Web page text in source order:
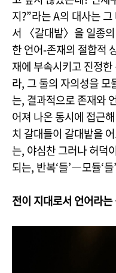
지?”라는 A의 대사는
서 〈갈대밭〉을 일종
한 언어-존재의 절합적
재에 부속시키고 진정
라, 그 둘의 자의성을
는, 결과적으로 존재와
어져 나온 동시에 접근
치 갈대들이 갈대밭을
는, 야심찬 그러나 허덕
되는, 반복‘들’―모듈‘
전이 지대로서 언어라는